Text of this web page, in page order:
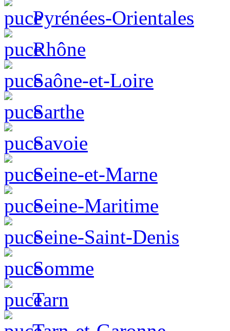
Pyrénées-Orientales
Rhône
Saône-et-Loire
Sarthe
Savoie
Seine-et-Marne
Seine-Maritime
Seine-Saint-Denis
Somme
Tarn